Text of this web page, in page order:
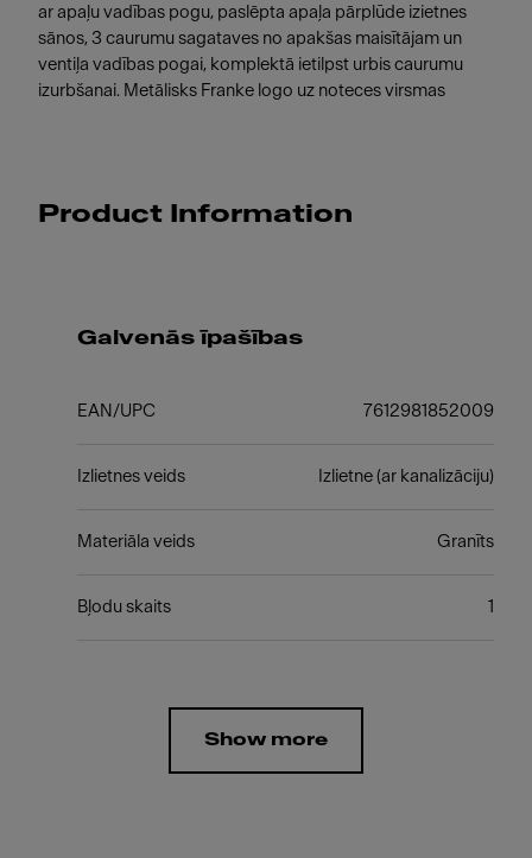
ar apaļu vadības pogu, paslēpta apaļa pārplūde izietnes
sānos, 3 caurumu sagataves no apakšas maisītājam un
ventiļa vadības pogai, komplektā ietilpst urbis caurumu
izurbšanai. Metālisks Franke logo uz noteces virsmas
Product Information
Galvenās īpašības
EAN/UPC 7612981852009
Izlietnes veids Izlietne (ar kanalizāciju)
Materiāla veids Granīts
Bļodu skaits 1
Show more